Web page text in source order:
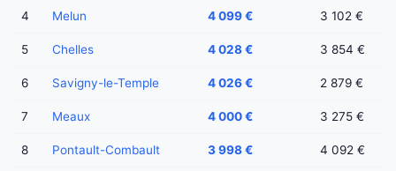
4 Melun 4 099 € 3 102 €
5 Chelles 4 028 € 3 854 €
6 Savigny-le-Temple 4 026 € 2 879 €
7 Meaux 4 000 € 3 275 €
8 Pontault-Combault 3 998 € 4 092 €